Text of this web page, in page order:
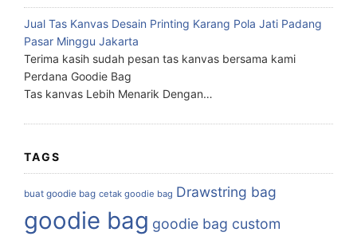
Jual Tas Kanvas Desain Printing Karang Pola Jati Padang
Pasar Minggu Jakarta
Terima kasih sudah pesan tas kanvas bersama kami
Perdana Goodie Bag
Tas kanvas Lebih Menarik Dengan…
TAGS
buat goodie bag cetak goodie bag Drawstring bag
goodie bag goodie bag custom